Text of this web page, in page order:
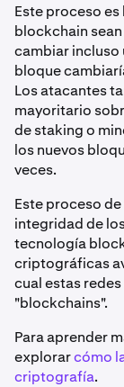
Este proceso
blockchain
cambiar incluso
bloque
Los atacantes
mayoritario
de staking o
los nuevos
veces.
Este proceso
integridad de
tecnología
criptográficas
cual estas
"blockchains".
Para aprender
explorarcómo
criptografía.